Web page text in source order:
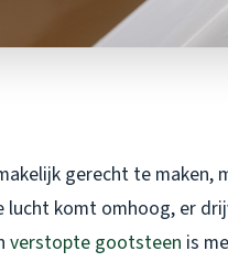
gerecht te maken,
komt omhoog, er
verstopte gootsteen is